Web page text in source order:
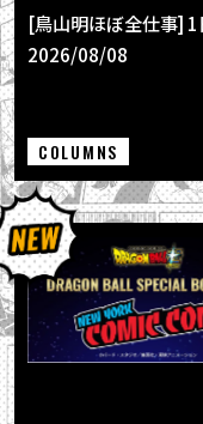
[鳥山明ほぼ全仕事]
2026/08/08
COLUMNS